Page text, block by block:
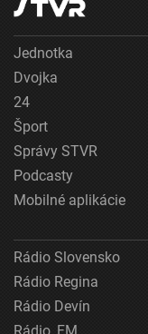
Jednotka
Dvojka
24
Šport
Správy STVR
Podcasty
Mobilné aplikácie
Rádio Slovensko
Rádio Regina
Rádio Devín